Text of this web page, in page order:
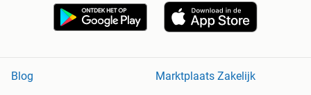
Blog
Marktplaats Zakelijk